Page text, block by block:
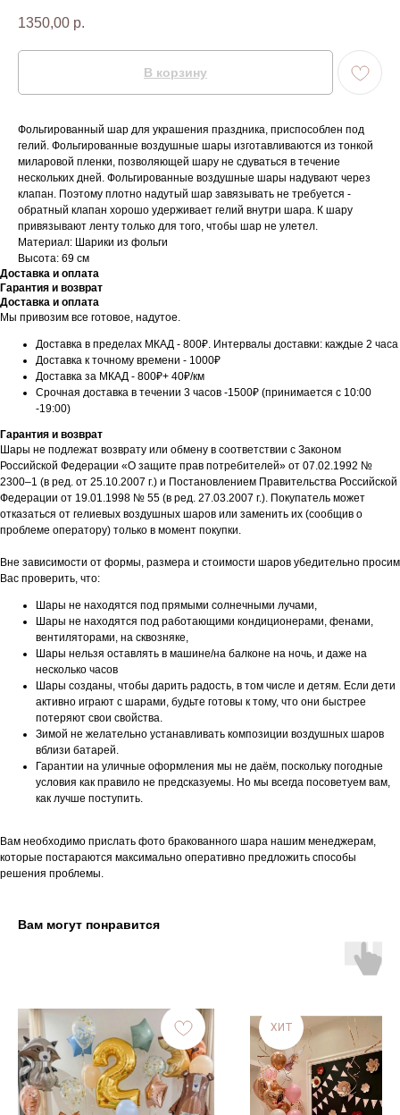
1350,00 р.
В корзину
Фольгированный шар для украшения праздника, приспособлен под
гелий. Фольгированные воздушные шары изготавливаются из тонкой
миларовой пленки, позволяющей шару не сдуваться в течение
нескольких дней. Фольгированные воздушные шары надувают через
клапан. Поэтому плотно надутый шар завязывать не требуется -
обратный клапан хорошо удерживает гелий внутри шара. К шару
привязывают ленту только для того, чтобы шар не улетел.
Материал: Шарики из фольги
Высота: 69 см
Доставка и оплата
Гарантия и возврат
Доставка и оплата
Мы привозим все готовое, надутое.
Доставка в пределах МКАД - 800₽. Интервалы доставки: каждые 2 часа
Доставка к точному времени - 1000₽
Доставка за МКАД - 800₽+ 40₽/км
Срочная доставка в течении 3 часов -1500₽ (принимается с 10:00
-19:00)
Гарантия и возврат
Шары не подлежат возврату или обмену в соответствии с Законом
Российской Федерации «О защите прав потребителей» от 07.02.1992 №
2300–1 (в ред. от 25.10.2007 г.) и Постановлением Правительства Российской
Федерации от 19.01.1998 № 55 (в ред. 27.03.2007 г.). Покупатель может
отказаться от гелиевых воздушных шаров или заменить их (сообщив о
проблеме оператору) только в момент покупки.
Вне зависимости от формы, размера и стоимости шаров убедительно просим
Вас проверить, что:
Шары не находятся под прямыми солнечными лучами,
Шары не находятся под работающими кондиционерами, фенами,
вентиляторами, на сквозняке,
Шары нельзя оставлять в машине/на балконе на ночь, и даже на
несколько часов
Шары созданы, чтобы дарить радость, в том числе и детям. Если дети
активно играют с шарами, будьте готовы к тому, что они быстрее
потеряют свои свойства.
Зимой не желательно устанавливать композиции воздушных шаров
вблизи батарей.
Гарантии на уличные оформления мы не даём, поскольку погодные
условия как правило не предсказуемы. Но мы всегда посоветуем вам,
как лучше поступить.
Вам необходимо прислать фото бракованного шара нашим менеджерам,
которые постараются максимально оперативно предложить способы
решения проблемы.
Вам могут понравится
ХИТ